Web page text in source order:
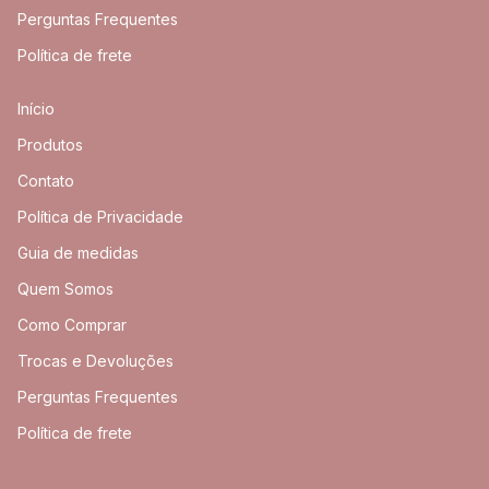
Perguntas Frequentes
Política de frete
Início
Produtos
Contato
Política de Privacidade
Guia de medidas
Quem Somos
Como Comprar
Trocas e Devoluções
Perguntas Frequentes
Política de frete